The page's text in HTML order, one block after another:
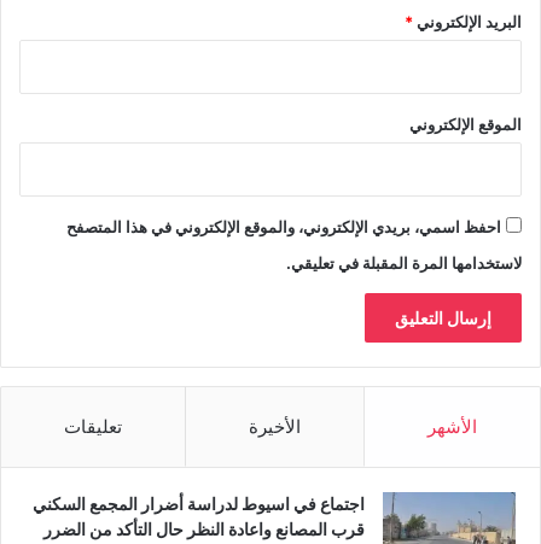
البريد الإلكتروني*
الموقع الإلكتروني
احفظ اسمي، بريدي الإلكتروني، والموقع الإلكتروني في هذا المتصفح
لاستخدامها المرة المقبلة في تعليقي.
الأشهر الأخيرة تعليقات
اجتماع في اسيوط لدراسة أضرار المجمع السكني
قرب المصانع واعادة النظر حال التأكد من الضرر